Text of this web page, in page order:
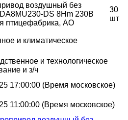
воздушный без
DS 8Hm 230B
птицефабрика, АО
и климатическое
30
шт
и технологическое
и з/ч
17:00:00 (Время московское)
11:00:00 (Время московское)